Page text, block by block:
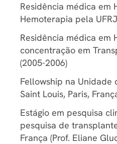
Residência médica em
Hemoterapia pela
Residência médica em
concentração em
(2005-2006)
Fellowship na Unidade
Saint Louis, Paris,
Estágio em pesquisa
pesquisa de
França (Prof. Eliane